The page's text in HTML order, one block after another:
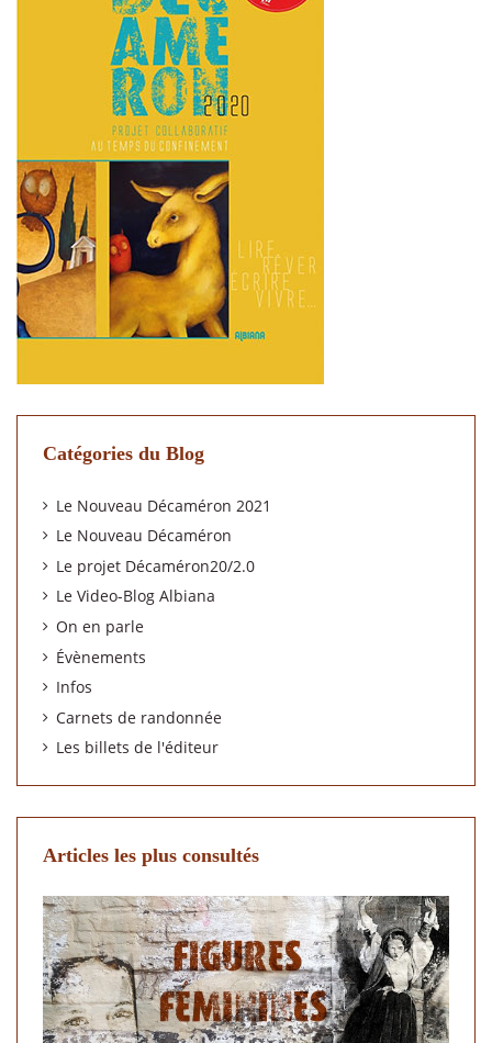
Catégories du Blog
Le Nouveau Décaméron 2021
Le Nouveau Décaméron
Le projet Décaméron20/2.0
Le Video-Blog Albiana
On en parle
Évènements
Infos
Carnets de randonnée
Les billets de l'éditeur
Articles les plus consultés